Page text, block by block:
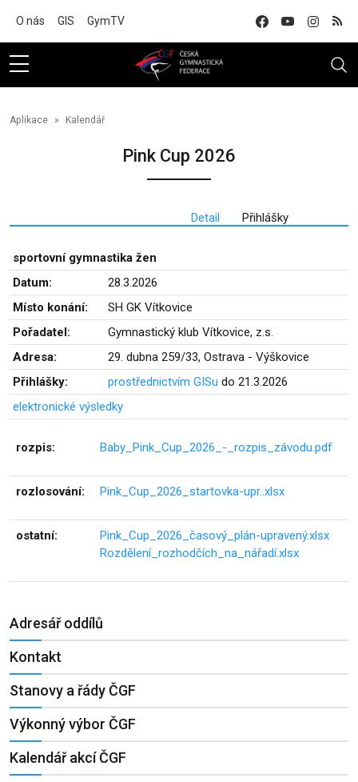
O nás GIS GymTV
Aplikace Kalendář
Pink Cup 2026
Detail Přihlášky
sportovní gymnastika žen
Datum:
28.3.2026
Místo konání:
SH GK Vítkovice
Pořadatel:
Gymnastický klub Vítkovice, z.s.
Adresa:
29. dubna 259/33, Ostrava - Výškovice
Přihlášky:
prostřednictvím GISu do 21.3.2026
elektronické výsledky
rozpis: Baby_Pink_Cup_2026_-_rozpis_závodu.pdf
rozlosování: Pink_Cup_2026_startovka-upr..xlsx
ostatní:
Pink_Cup_2026_časový_plán-upravený.xlsx
Rozdělení_rozhodčích_na_nářadí.xlsx
Adresář oddílů
Kontakt
Stanovy a řády ČGF
Výkonný výbor ČGF
Kalendář akcí ČGF